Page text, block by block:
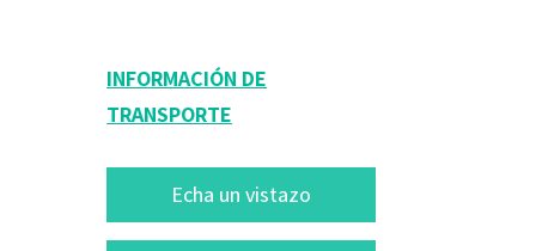
INFORMACIÓN DE
TRANSPORTE
Echa un vistazo